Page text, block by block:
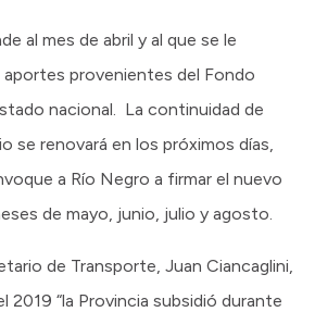
al mes de abril y al que se le
aportes provenientes del Fondo
nacional. La continuidad de
se renovará en los próximos días,
a Río Negro a firmar el nuevo
de mayo, junio, julio y agosto.
de Transporte, Juan Ciancaglini,
2019 “la Provincia subsidió durante